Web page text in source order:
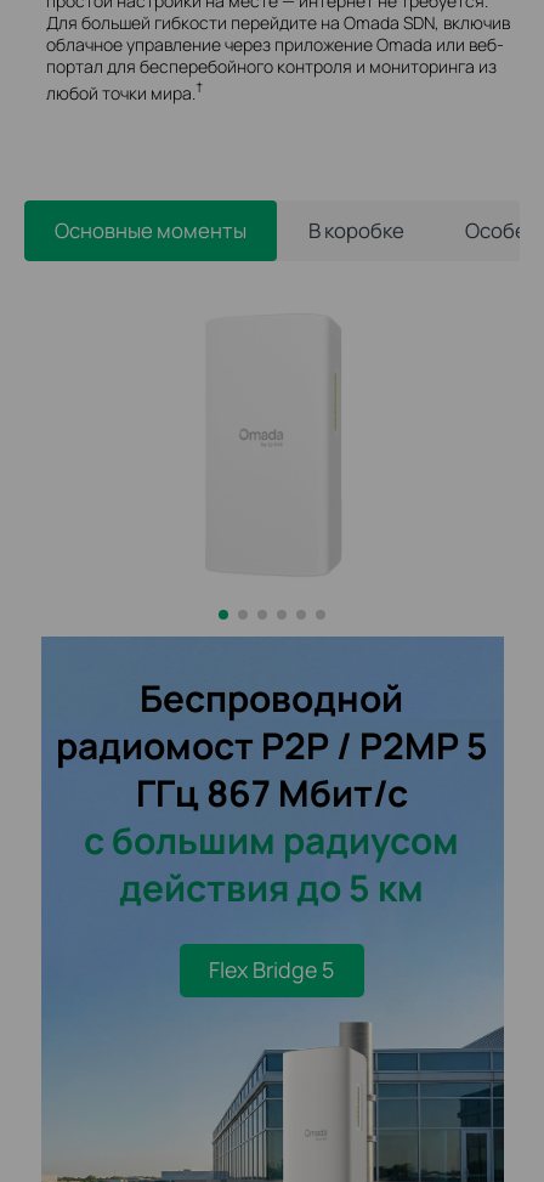
Для большей гибкости перейдите на Omada SDN, включив
облачное управление через приложение Omada или веб-
портал для бесперебойного контроля и мониторинга из
любой точки мира. †
Основные моменты В коробке
Беспроводной
радиомост P2P / P2MP 5
ГГц 867 Мбит/с
с большим радиусом
действиядо 5 км
Flex Bridge 5